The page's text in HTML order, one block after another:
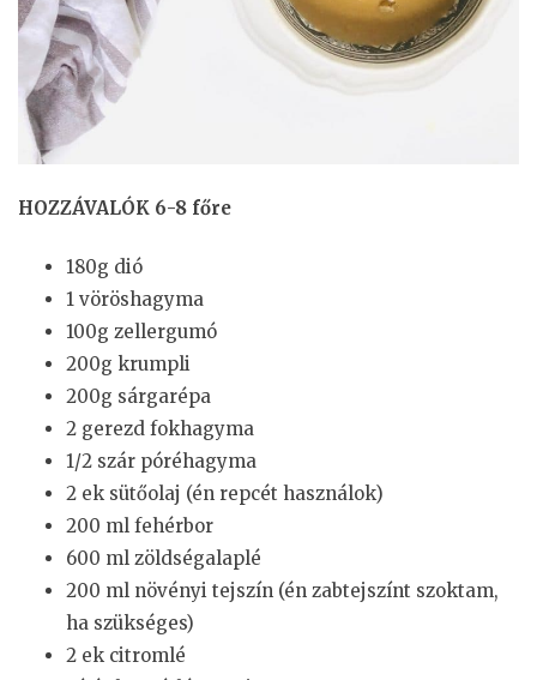
HOZZÁVALÓK 6-8 főre
180g dió
1 vöröshagyma
100g zellergumó
200g krumpli
200g sárgarépa
2 gerezd fokhagyma
1/2 szár póréhagyma
2 ek sütőolaj (én repcét használok)
200 ml fehérbor
600 ml zöldségalaplé
200 ml növényi tejszín (én zabtejszínt szoktam,
ha szükséges)
2 ek citromlé